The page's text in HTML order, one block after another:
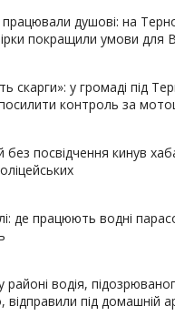
працювали душові: на
покращили умови для
скарги»: у громаді під
контроль за
без посвідчення кинув
де працюють водні
водія,
відправили під домашній